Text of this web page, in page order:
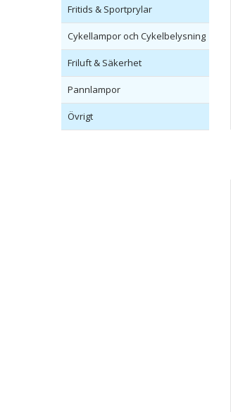
Fritids & Sportprylar
Cykellampor och Cykelbelysning
Friluft & Säkerhet
Pannlampor
Övrigt